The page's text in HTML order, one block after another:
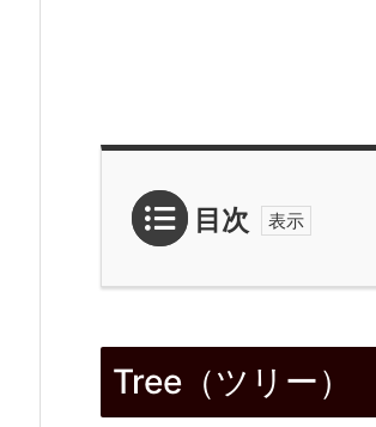
目次
1.
r
e
Tree（ツリー）